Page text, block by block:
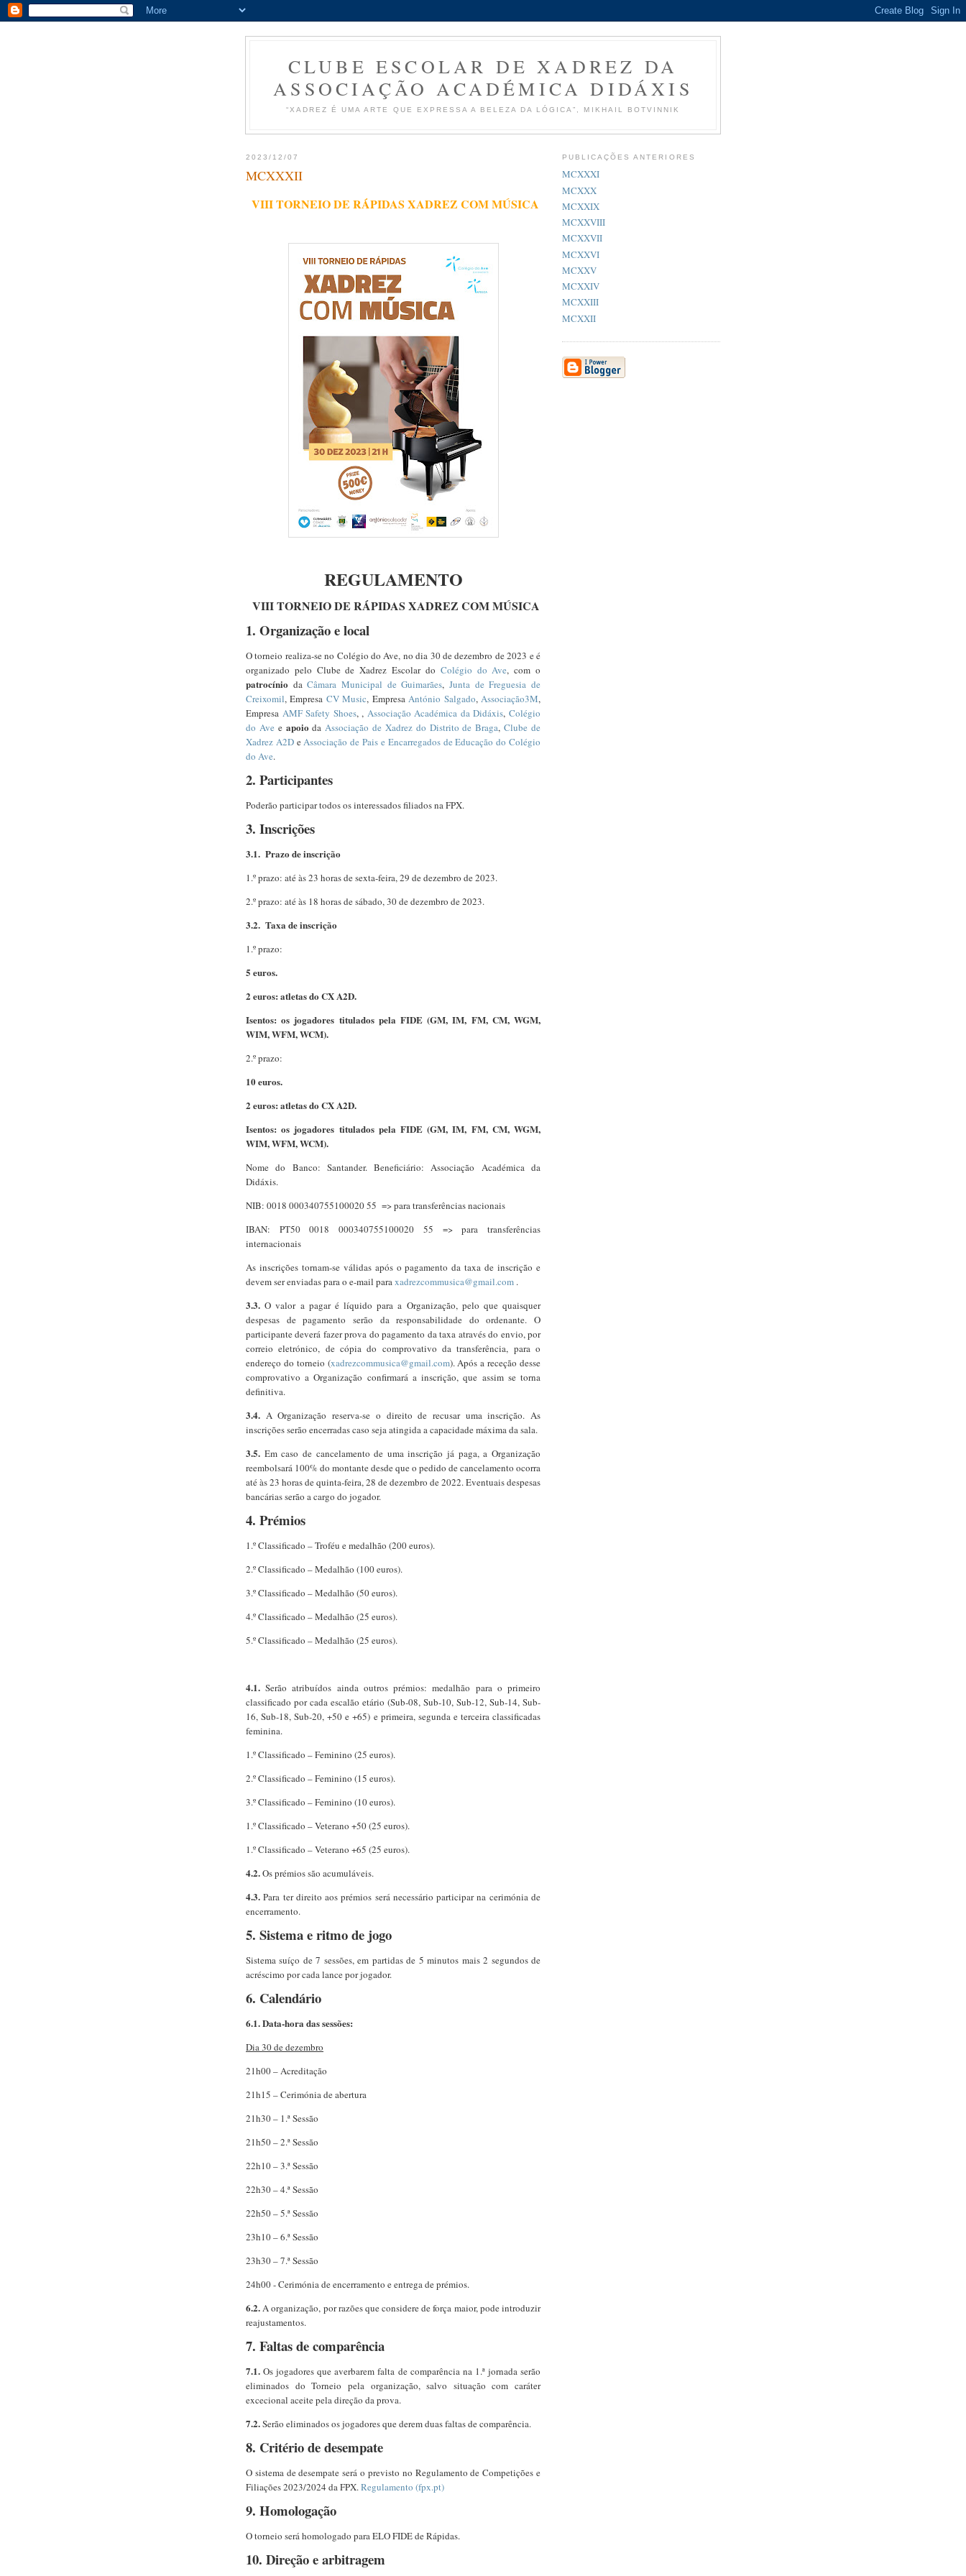
CLUBE ESCOLAR DE XADREZ DA
ASSOCIAÇÃO ACADÉMICA DIDÁXIS
“XADREZ É UMA ARTE QUE EXPRESSA A BELEZA DA LÓGICA”, MIKHAIL BOTVINNIK
2023/12/07
MCXXXII
VIII TORNEIO DE RÁPIDAS XADREZ COM MÚSICA
REGULAMENTO
VIII TORNEIO DE RÁPIDAS XADREZ COM MÚSICA
1. Organização e local
O torneio realiza-se no Colégio do Ave, no dia 30 de dezembro de 2023 e é
organizado pelo Clube de Xadrez Escolar do Colégio do Ave, com o
patrocínio daCâmara Municipal de Guimarães,Junta de Freguesia de
Creixomil, Empresa CV Music, EmpresaAntónio Salgado,Associação3M,
Empresa AMF Safety Shoes, , Associação Académica da Didáxis,Colégio
do Ave e apoio daAssociação de Xadrez do Distrito de Braga,Clube de
Xadrez A2DeAssociação de Pais e Encarregados de Educação do Colégio
do Ave.
2. Participantes
Poderão participar todos os interessados filiados na FPX.
3. Inscrições
3.1. Prazo de inscrição
1.º prazo: até às 23 horas de sexta-feira, 29 de dezembro de 2023.
2.º prazo: até às 18 horas de sábado, 30 de dezembro de 2023.
3.2. Taxa de inscrição
1.º prazo:
5 euros.
2 euros: atletas do CX A2D.
Isentos: os jogadores titulados pela FIDE (GM, IM, FM, CM, WGM,
WIM, WFM, WCM).
2.º prazo:
10 euros.
2 euros: atletas do CX A2D.
Isentos: os jogadores titulados pela FIDE (GM, IM, FM, CM, WGM,
WIM, WFM, WCM).
Nome do Banco: Santander. Beneficiário: Associação Académica da
Didáxis.
NIB: 0018 000340755100020 55 => para transferências nacionais
IBAN: PT50 0018 000340755100020 55 => para transferências
internacionais
As inscrições tornam-se válidas após o pagamento da taxa de inscrição e
devem ser enviadaspara o e-mail paraxadrezcommusica@gmail.com .
3.3. O valor a pagar é líquido para a Organização, pelo que quaisquer
despesas de pagamento serão da responsabilidade do ordenante. O
participante deverá fazer prova do pagamento da taxa através do envio, por
correio eletrónico, de cópia do comprovativo da transferência, para o
endereço do torneio (xadrezcommusica@gmail.com). Após a receção desse
comprovativo a Organização confirmará a inscrição, que assim se torna
definitiva.
3.4. A Organização reserva-se o direito de recusar uma inscrição. As
inscrições serão encerradas caso seja atingida a capacidade máxima da sala.
3.5. Em caso de cancelamento de uma inscrição já paga, a Organização
reembolsará 100% do montante desde que o pedido de cancelamento ocorra
até às 23 horas de quinta-feira, 28 de dezembro de 2022. Eventuais despesas
bancárias serão a cargo do jogador.
4. Prémios
1.º Classificado – Troféu e medalhão (200 euros).
2.º Classificado – Medalhão (100 euros).
3.º Classificado – Medalhão (50 euros).
4.º Classificado – Medalhão (25 euros).
5.º Classificado – Medalhão (25 euros).
4.1.Serão atribuídos ainda outros prémios: medalhão para o primeiro
classificado por cada escalão etário (Sub-08, Sub-10, Sub-12, Sub-14, Sub-
16, Sub-18, Sub-20, +50 e +65) e primeira, segunda e terceira classificadas
feminina.
1.º Classificado – Feminino (25 euros).
2.º Classificado – Feminino (15 euros).
3.º Classificado – Feminino (10 euros).
1.º Classificado – Veterano +50 (25 euros).
1.º Classificado – Veterano +65 (25 euros).
4.2.Os prémios são acumuláveis.
4.3.Para ter direito aos prémios será necessário participar na cerimónia de
encerramento.
5. Sistema e ritmo de jogo
Sistema suíço de 7 sessões, em partidas de 5 minutos mais 2 segundos de
acréscimo por cada lance por jogador.
6. Calendário
6.1. Data-hora das sessões:
Dia 30 de dezembro
21h00 – Acreditação
21h15 – Cerimónia de abertura
21h30 – 1.ª Sessão
21h50 – 2.ª Sessão
22h10 – 3.ª Sessão
22h30 – 4.ª Sessão
22h50 – 5.ª Sessão
23h10 – 6.ª Sessão
23h30 – 7.ª Sessão
24h00 - Cerimónia de encerramento e entrega de prémios.
6.2.A organização, por razões que considere de força maior, pode introduzir
reajustamentos.
7. Faltas de comparência
7.1. Os jogadores que averbarem falta de comparência na 1.ª jornada serão
eliminados do Torneio pela organização, salvo situação com caráter
excecional aceite pela direção da prova.
7.2.Serão eliminados os jogadores que derem duas faltas de comparência.
8. Critério de desempate
O sistema de desempate será o previsto no Regulamento de Competições e
Filiações 2023/2024 da FPX.Regulamento (fpx.pt)
9. Homologação
O torneio será homologado para ELO FIDE de Rápidas.
10. Direção e arbitragem
PUBLICAÇÕES ANTERIORES
MCXXXI
MCXXX
MCXXIX
MCXXVIII
MCXXVII
MCXXVI
MCXXV
MCXXIV
MCXXIII
MCXXII